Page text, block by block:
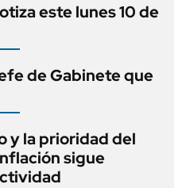
este lunes 10 de
de Gabinete que
y la prioridad del
sigue